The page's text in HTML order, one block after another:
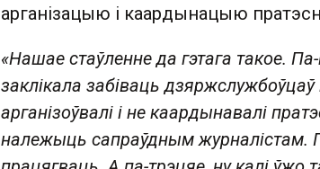
арганізацыю і каардынацыю
«Нашае стаўленне да гэтага такое.
заклікала забіваць дзяржслужбоўцаў
арганізоўвалі і не каардынавалі
належыць сапраўдным журналістам.